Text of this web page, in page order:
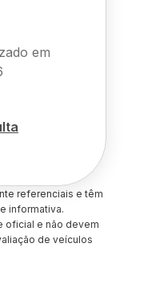
em
referenciais e têm
informativa.
oficial e não devem
de veículos